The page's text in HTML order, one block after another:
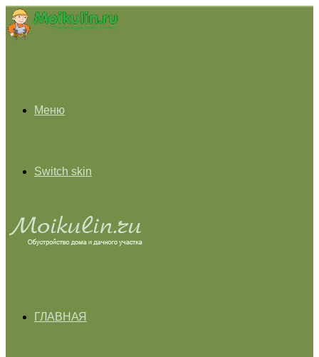
Меню
Switch skin
ГЛАВНАЯ